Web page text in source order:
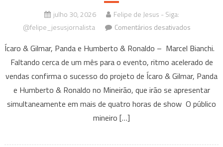
julho 30, 2026
Felipe de Jesus - Siga:
@felipe_jesusjornalista
Comentários desativadosem
TÁ
DOIDO
FESTIVAL
já
tem
Ícaro & Gilmar, Panda e Humberto & Ronaldo – Marcel Bianchi.
Faltando cerca de um mês para o evento, ritmo acelerado de
vendas confirma o sucesso do projeto de Ícaro & Gilmar, Panda
e Humberto & Ronaldo no Mineirão, que irão se apresentar
simultaneamente em mais de quatro horas de show O público
mineiro […]